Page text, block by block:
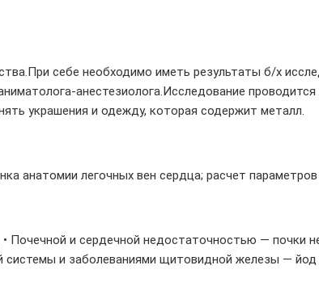
себе необходимо иметь результаты б/х
анестезиолога.Исследование
украшения и одежду, которая содержит металл.
анатомии легочных вен сердца; расчет параметров
Почечной и сердечной недостаточностью — почки
и заболеваниями щитовидной железы — йод